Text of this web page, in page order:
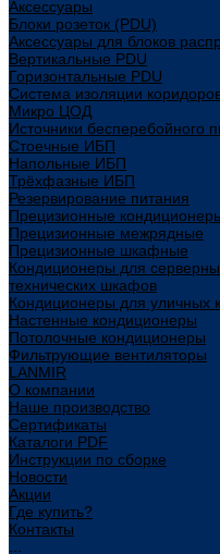
Аксессуары
Блоки розеток (PDU)
Аксессуары для блоков
Вертикальные PDU
Горизонтальные PDU
Система изоляции
Микро ЦОД
Источники бесперебойного
Стоечные ИБП
Напольные ИБП
Трёхфазные ИБП
Резервирование питания
Прецизионные
Прецизионные межрядные
Прецизионные шкафные
Кондиционеры для
технических шкафов
Кондиционеры для уличных
Настенные кондиционеры
Потолочные кондиционеры
Фильтрующие вентиляторы
LANMIR
О компании
Наше производство
Сертификаты
Каталоги PDF
Инструкции по сборке
Новости
Акции
Где купить?
Контакты